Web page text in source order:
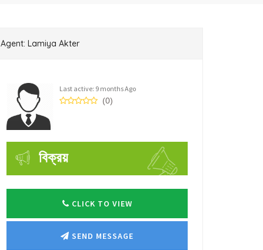
Agent: Lamiya Akter
Last active: 9 months Ago
(0)
বিক্রয়
CLICK TO VIEW
SEND MESSAGE